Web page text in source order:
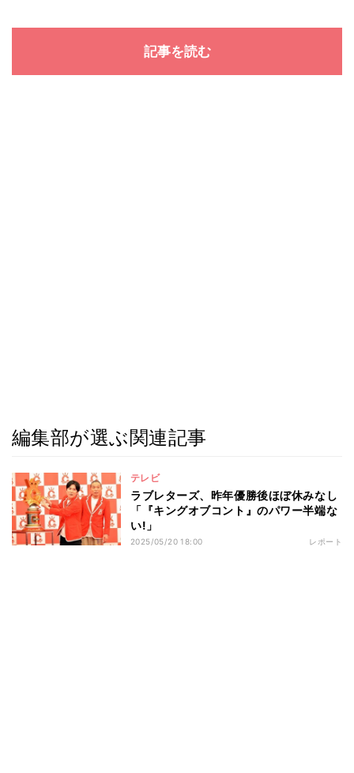
記事を読む
編集部が選ぶ関連記事
テレビ
ラブレターズ、昨年優勝後ほぼ休みなし
「『キングオブコント』のパワー半端な
い!」
2025/05/20 18:00 レポート